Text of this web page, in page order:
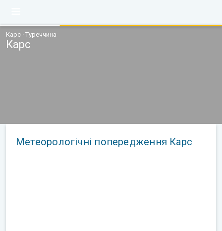
Карс · Туреччина
Карс
Метеорологічні попередження Карс